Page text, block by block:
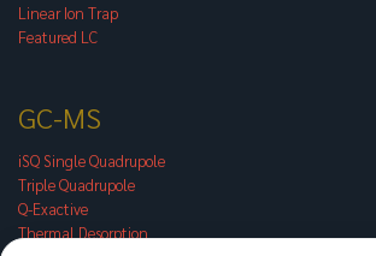
Linear Ion Trap
Featured LC
GC-MS
iSQ Single Quadrupole
Triple Quadrupole
Q-Exactive
Thermal Desorption